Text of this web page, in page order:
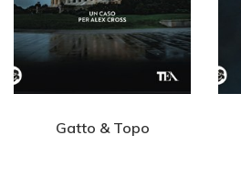
Gatto & Topo